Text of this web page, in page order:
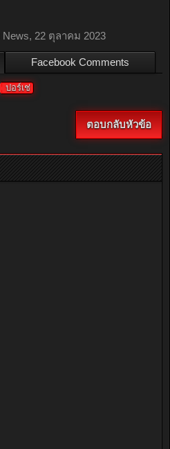
News, 22 ตุลาคม 2023
Facebook Comments
ปอร์เช่
ตอบกลับหัวข้อ